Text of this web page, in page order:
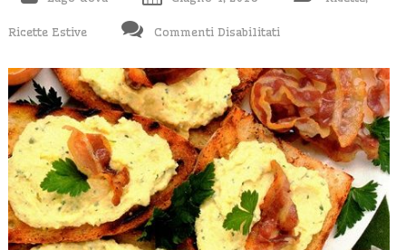
Ricette Estive Commenti Disabilitati
Cremose
Su
Pane
Croccante